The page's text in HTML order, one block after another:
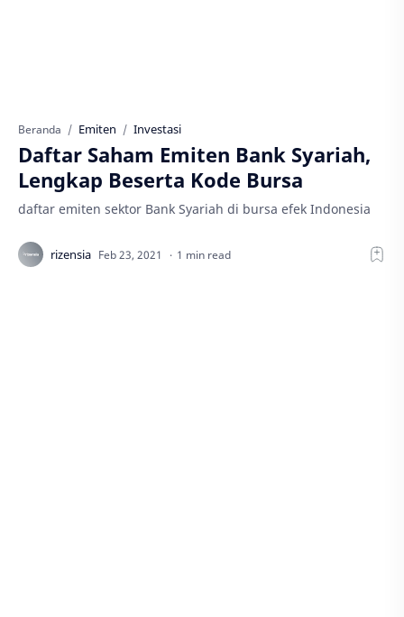
Beranda Emiten Investasi
Daftar Saham Emiten Bank Syariah,
Lengkap Beserta Kode Bursa
daftar emiten sektor Bank Syariah di bursa efek Indonesia
1 min read